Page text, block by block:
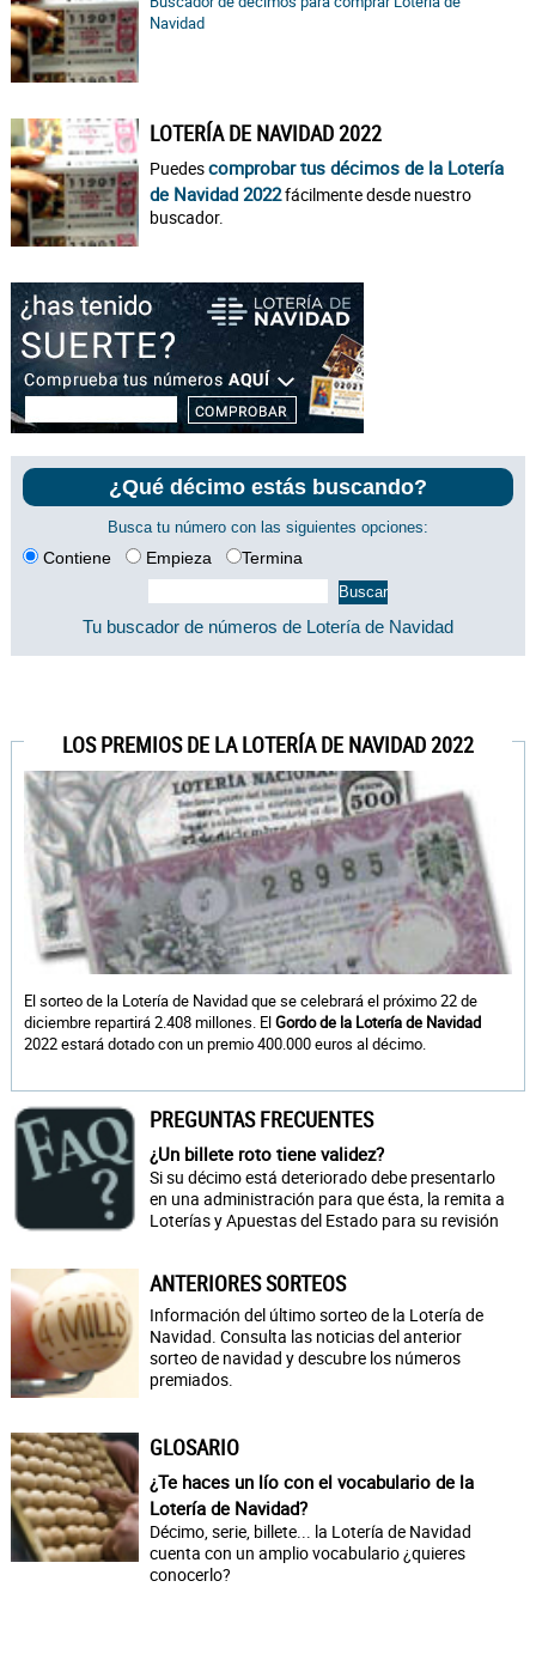
Navidad
LOTERÍA DE NAVIDAD 2022
Puedescomprobar tus décimos de la Lotería
de Navidad 2022fácilmente desde nuestro
buscador.
¿Qué décimo estás buscando?
Busca tu número con las siguientes opciones:
Contiene Empieza Termina
Tu buscador de números de Lotería de Navidad
LOS PREMIOS DE LA LOTERÍA DE NAVIDAD 2022
El sorteo de la Lotería de Navidad que se celebrará el próximo 22 de
diciembre repartirá 2.408 millones. ElGordo de la Lotería de Navidad
2022 estará dotado con un premio 400.000 euros al décimo.
PREGUNTAS FRECUENTES
¿Un billete roto tiene validez?
Si su décimo está deteriorado debe presentarlo
en una administración para que ésta, la remita a
Loterías y Apuestas del Estado para su revisión
ANTERIORES SORTEOS
Información del último sorteo de la Lotería de
Navidad. Consulta las noticias del anterior
sorteo de navidad y descubre los números
premiados.
GLOSARIO
¿Te haces un lío con el vocabulario de la
Lotería de Navidad?
Décimo, serie, billete... la Lotería de Navidad
cuenta con un amplio vocabulario ¿quieres
conocerlo?